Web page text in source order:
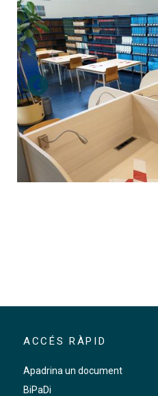
ACCÉS RÀPID
Apadrina un document
BiPaDi